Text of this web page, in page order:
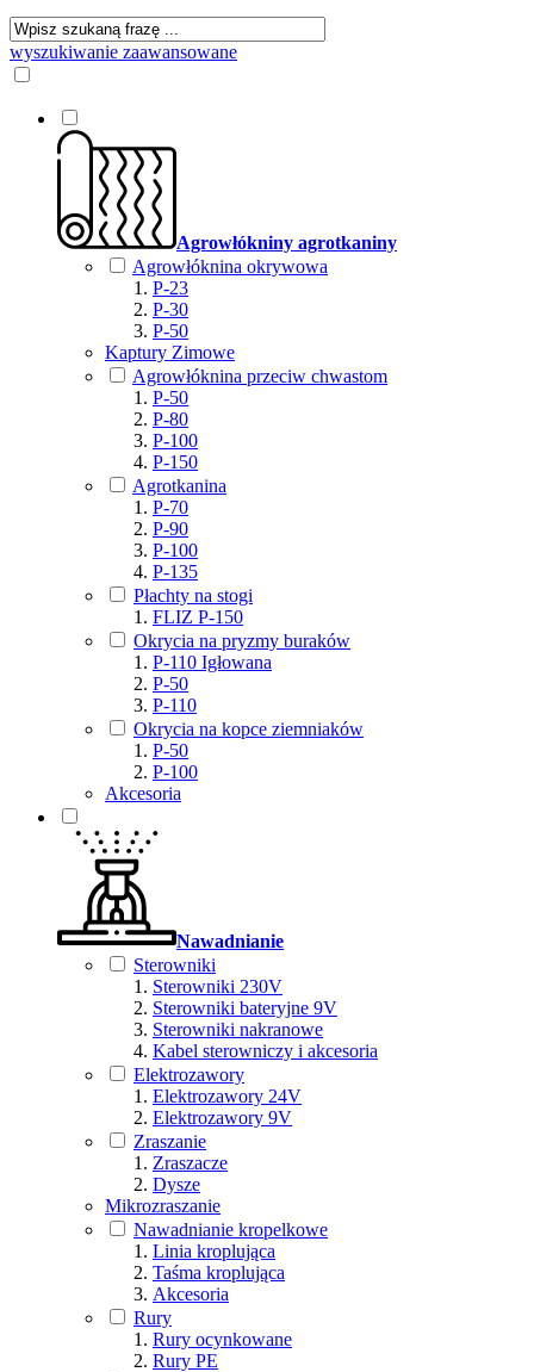
wyszukiwanie zaawansowane
Agrowłókniny agrotkaniny
Agrowłóknina okrywowa
P-23
P-30
P-50
Kaptury Zimowe
Agrowłóknina przeciw chwastom
P-50
P-80
P-100
P-150
Agrotkanina
P-70
P-90
P-100
P-135
Płachty na stogi
FLIZ P-150
Okrycia na pryzmy buraków
P-110 Igłowana
P-50
P-110
Okrycia na kopce ziemniaków
P-50
P-100
Akcesoria
Nawadnianie
Sterowniki
Sterowniki 230V
Sterowniki bateryjne 9V
Sterowniki nakranowe
Kabel sterowniczy i akcesoria
Elektrozawory
Elektrozawory 24V
Elektrozawory 9V
Zraszanie
Zraszacze
Dysze
Mikrozraszanie
Nawadnianie kropelkowe
Linia kroplująca
Taśma kroplująca
Akcesoria
Rury
Rury ocynkowane
Rury PE